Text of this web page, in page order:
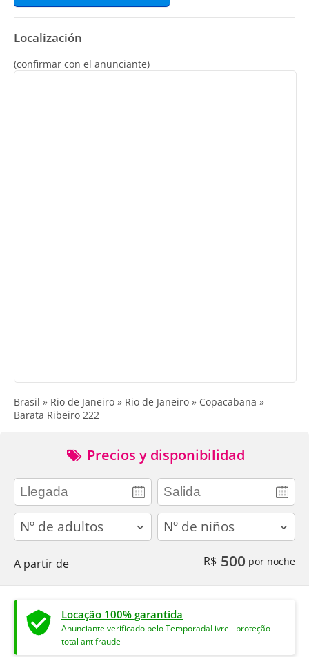
Localización
(confirmar con el anunciante)
Brasil » Rio de Janeiro » Rio de Janeiro » Copacabana »
Barata Ribeiro 222
Precios y disponibilidad
adults children
A partir de R$ 500 por noche
Locação 100% garantida
Anunciante verificado pelo TemporadaLivre - proteção
total antifraude